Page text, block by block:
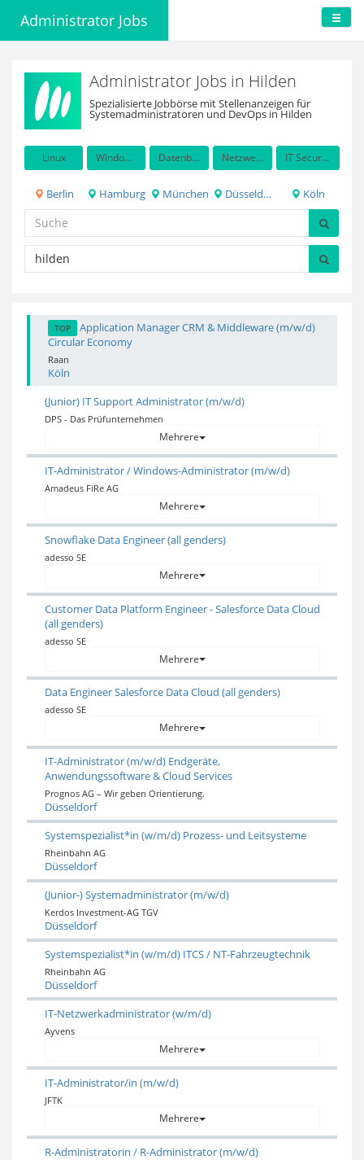
Administrator Jobs
Administrator Jobs in Hilden
Spezialisierte Jobbörse mit Stellenanzeigen für
Systemadministratoren und DevOps in Hilden
Linux Windows Server Datenbanken Netzwerkadministration IT Security / Auditing
Berlin Hamburg München Düsseldorf Köln
TOP
Application Manager CRM & Middleware (m/w/d)
Circular Economy
Raan
Köln
(Junior) IT Support Administrator (m/w/d)
DPS - Das Prüfunternehmen
Mehrere
IT-Administrator / Windows-Administrator (m/w/d)
Amadeus FiRe AG
Mehrere
Snowflake Data Engineer (all genders)
adesso SE
Mehrere
Customer Data Platform Engineer - Salesforce Data Cloud
(all genders)
adesso SE
Mehrere
Data Engineer Salesforce Data Cloud (all genders)
adesso SE
Mehrere
IT-Administrator (m/w/d) Endgeräte,
Anwendungssoftware & Cloud Services
Prognos AG – Wir geben Orientierung.
Düsseldorf
Systemspezialist*in (w/m/d) Prozess- und Leitsysteme
Rheinbahn AG
Düsseldorf
(Junior-) Systemadministrator (m/w/d)
Kerdos Investment-AG TGV
Düsseldorf
Systemspezialist*in (w/m/d) ITCS / NT-Fahrzeugtechnik
Rheinbahn AG
Düsseldorf
IT‑Netzwerkadministrator (w/m/d)
Ayvens
Mehrere
IT-Administrator/in (m/w/d)
JFTK
Mehrere
R-Administratorin / R-Administrator (m/w/d)